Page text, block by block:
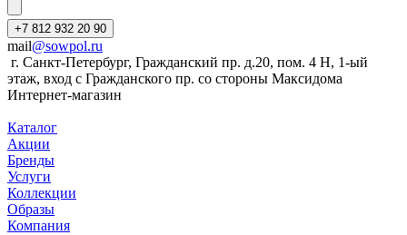
+7 812 932 20 90
mail@sowpol.ru
г. Санкт-Петербург, Гражданский пр. д.20, пом. 4 Н, 1-ый
этаж, вход с Гражданского пр. со стороны Максидома
Интернет-магазин
Каталог
Акции
Бренды
Услуги
Коллекции
Образы
Компания